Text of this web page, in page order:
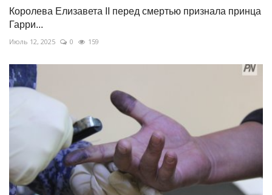
Королева Елизавета II перед смертью признала принца
Гарри...
Июль 12, 2025 0 159